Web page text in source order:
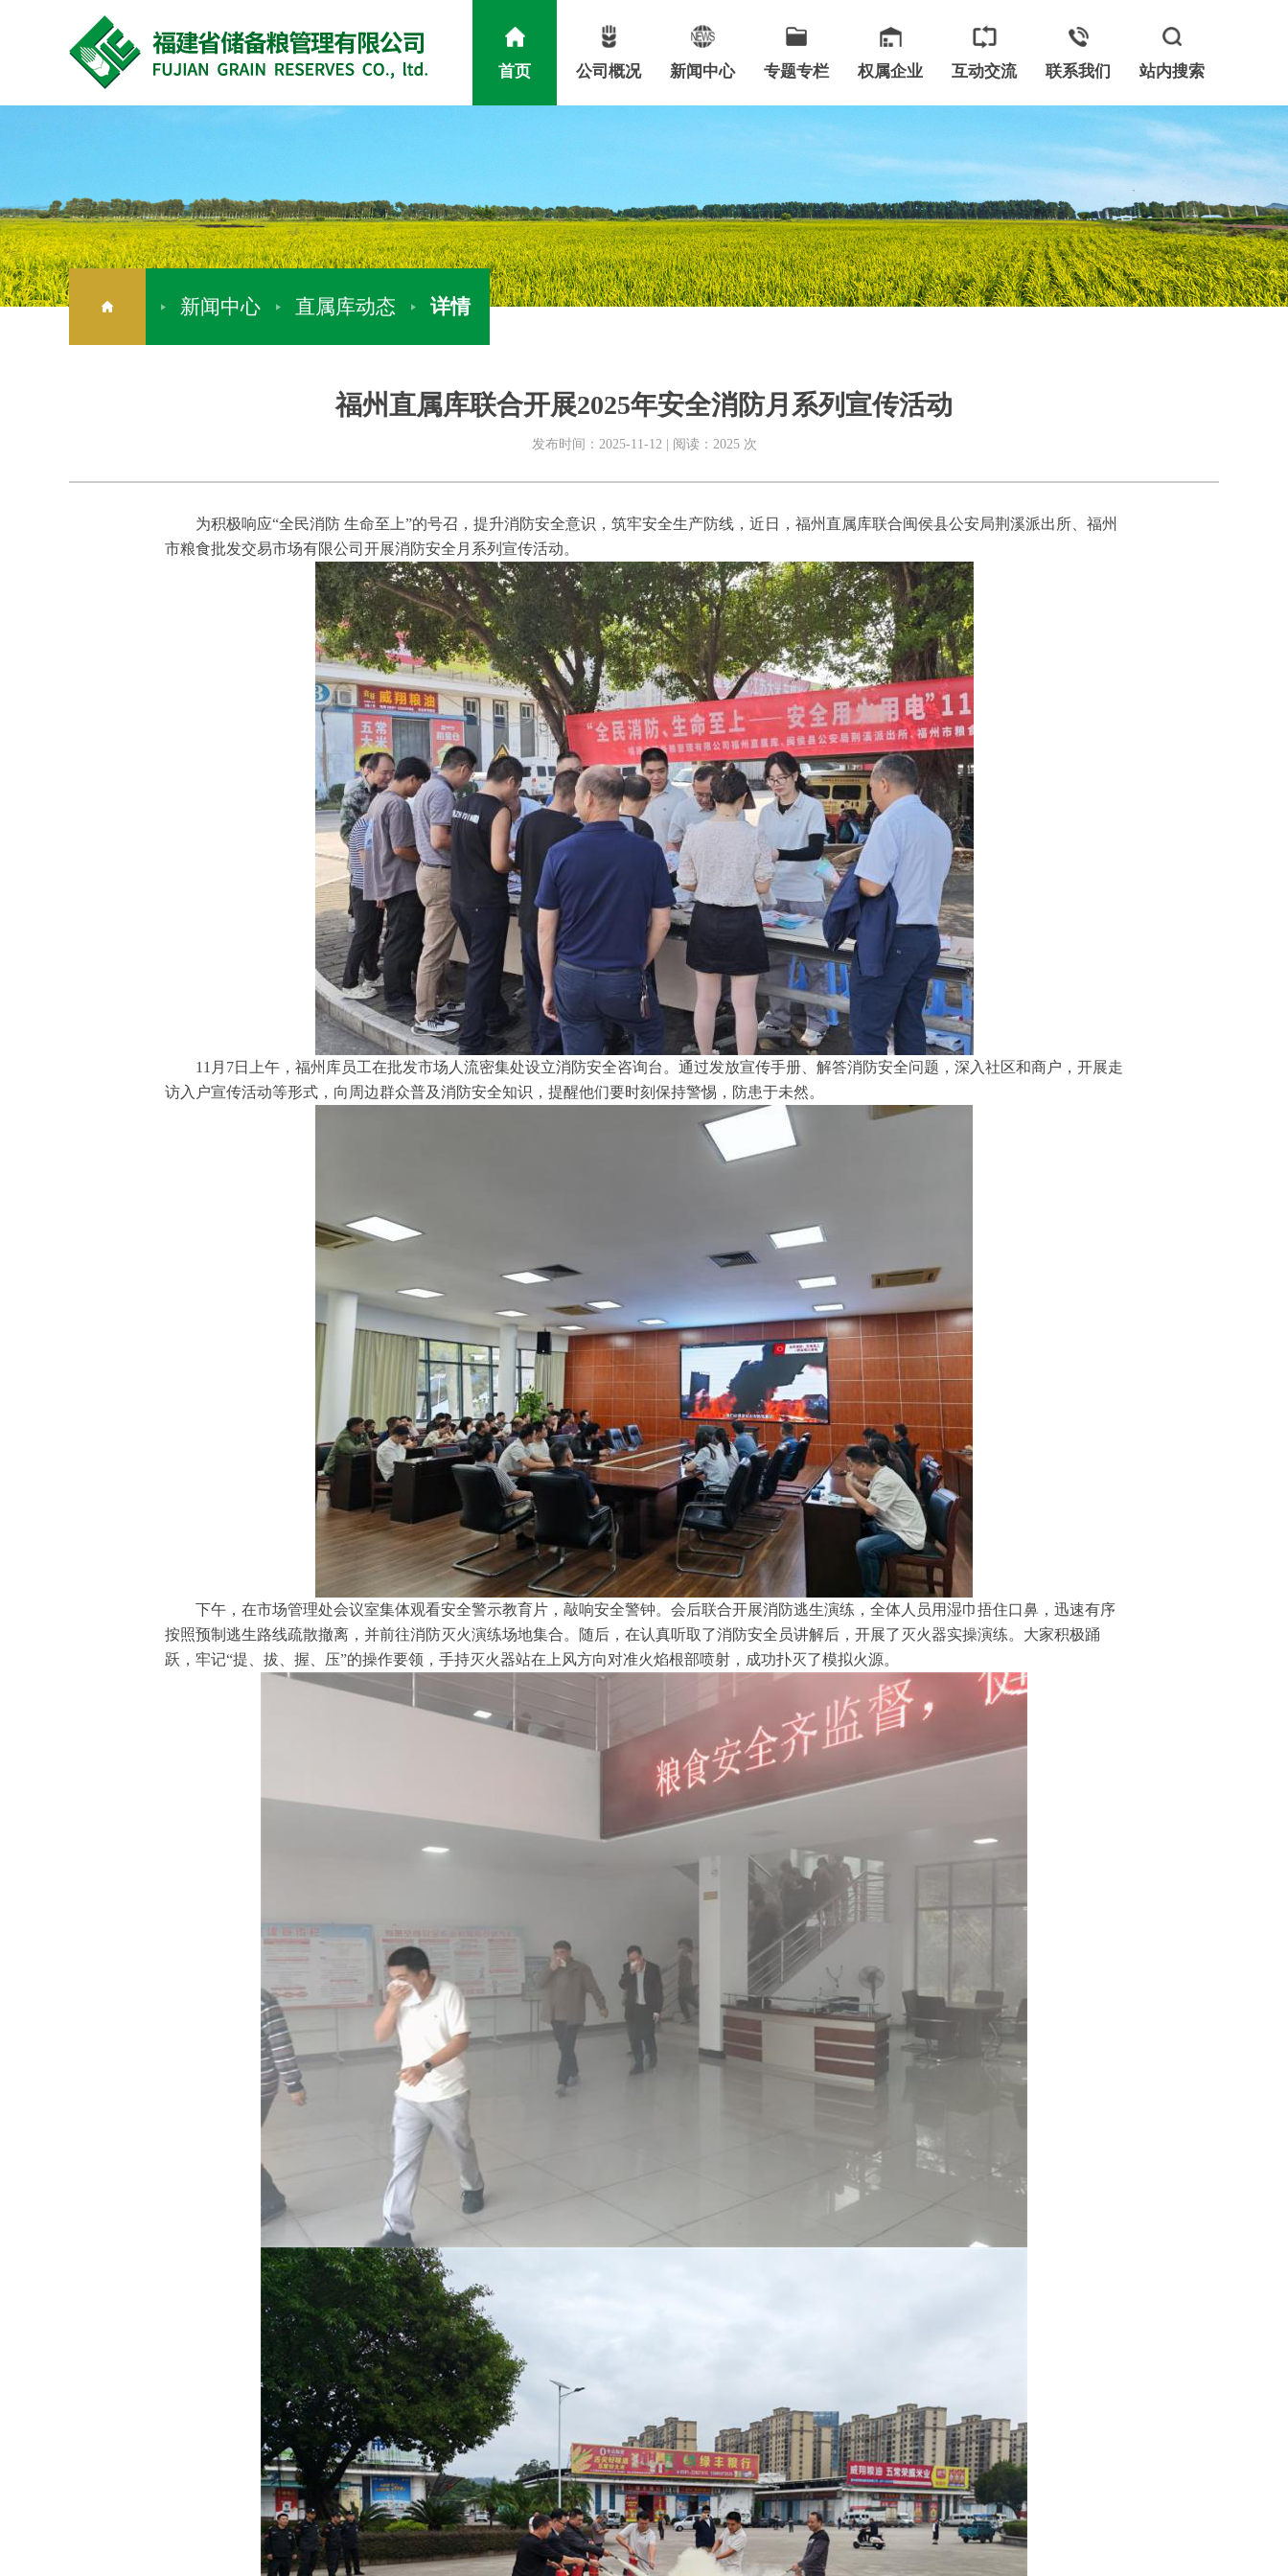
首页 公司概况 新闻中心 专题专栏 权属企业 互动交流 联系我们 站内搜索
新闻中心 直属库动态 详情
福州直属库联合开展2025年安全消防月系列宣传活动
发布时间：2025-11-12 | 阅读：2025 次
为积极响应“全民消防 生命至上”的号召，提升消防安全意识，筑牢安全生产防线，近日，福州直属库联合闽侯县公安局荆溪派出所、福州
市粮食批发交易市场有限公司开展消防安全月系列宣传活动。
11月7日上午，福州库员工在批发市场人流密集处设立消防安全咨询台。通过发放宣传手册、解答消防安全问题，深入社区和商户，开展走
访入户宣传活动等形式，向周边群众普及消防安全知识，提醒他们要时刻保持警惕，防患于未然。
下午，在市场管理处会议室集体观看安全警示教育片，敲响安全警钟。会后联合开展消防逃生演练，全体人员用湿巾捂住口鼻，迅速有序
按照预制逃生路线疏散撤离，并前往消防灭火演练场地集合。随后，在认真听取了消防安全员讲解后，开展了灭火器实操演练。大家积极踊
跃，牢记“提、拔、握、压”的操作要领，手持灭火器站在上风方向对准火焰根部喷射，成功扑灭了模拟火源。